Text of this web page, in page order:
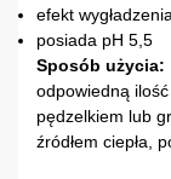
efekt
posiada pH 5,5
Sposób użycia:
odpowiedną
pędzelkiem lub
źródłem ciepła,